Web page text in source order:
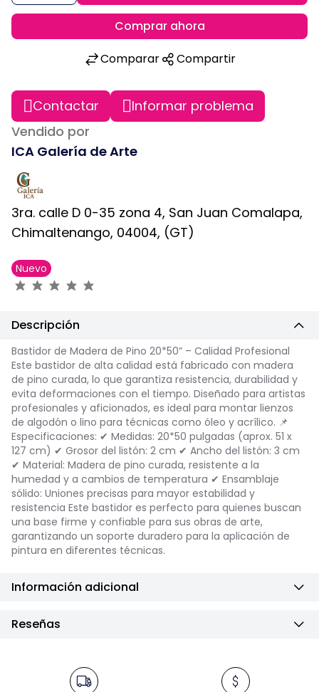
Comprar ahora
Comparar
Compartir
Contactar
Informar problema
Vendido por
ICA Galería de Arte
3ra. calle D 0-35 zona 4, San Juan Comalapa,
Chimaltenango, 04004, (GT)
Nuevo
Descripción
Bastidor de Madera de Pino 20*50” – Calidad Profesional
Este bastidor de alta calidad está fabricado con madera
de pino curada, lo que garantiza resistencia, durabilidad y
evita deformaciones con el tiempo. Diseñado para artistas
profesionales y aficionados, es ideal para montar lienzos
de algodón o lino para técnicas como óleo y acrílico. 📌
Especificaciones: ✔ Medidas: 20*50 pulgadas (aprox. 51 x
127 cm) ✔ Grosor del listón: 2 cm ✔ Ancho del listón: 3 cm
✔ Material: Madera de pino curada, resistente a la
humedad y a cambios de temperatura ✔ Ensamblaje
sólido: Uniones precisas para mayor estabilidad y
resistencia Este bastidor es perfecto para quienes buscan
una base firme y confiable para sus obras de arte,
garantizando un soporte duradero para la aplicación de
pintura en diferentes técnicas.
Información adicional
Reseñas